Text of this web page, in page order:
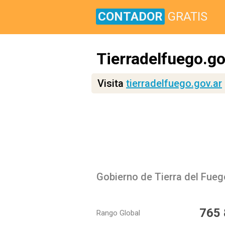
CONTADOR GRATIS
Visita tierradelfuego.gov.ar
Gobierno de Tierra del
Rango Global 765